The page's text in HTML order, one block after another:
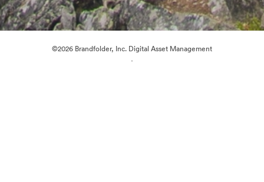
©2026 Brandfolder, Inc. Digital Asset Management
·